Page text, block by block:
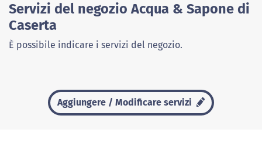
Servizi del negozio Acqua & Sapone di
Caserta
È possibile indicare i servizi del negozio.
Aggiungere / Modificare servizi